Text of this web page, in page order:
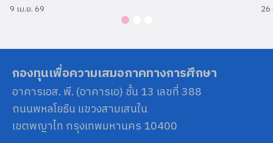
9 เม.ย. 69 26
กองทุนเพื่อความเสมอภาคทางการศึกษา
อาคารเอส. พี. (อาคารเอ) ชั้น 13 เลขที่ 388
ถนนพหลโยธิน แขวงสามเสนใน
เขตพญาไท กรุงเทพมหานคร 10400